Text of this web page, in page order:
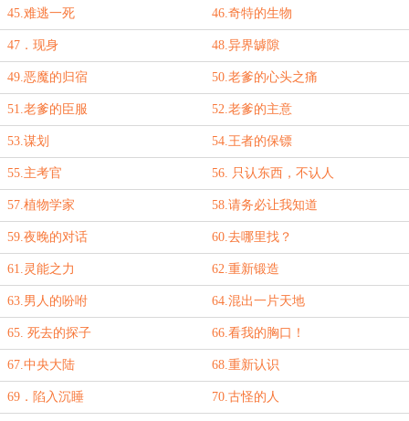
45.难逃一死 46.奇特的生物
47．现身 48.异界罅隙
49.恶魔的归宿 50.老爹的心头之痛
51.老爹的臣服 52.老爹的主意
53.谋划 54.王者的保镖
55.主考官 56. 只认东西，不认人
57.植物学家 58.请务必让我知道
59.夜晚的对话 60.去哪里找？
61.灵能之力 62.重新锻造
63.男人的吩咐 64.混出一片天地
65. 死去的探子 66.看我的胸口！
67.中央大陆 68.重新认识
69．陷入沉睡 70.古怪的人